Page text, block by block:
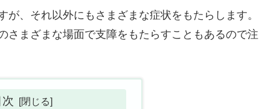
、それ以外にもさまざまな症状をもたらします。
さまざまな場面で支障をもたらすこともあるので注
次